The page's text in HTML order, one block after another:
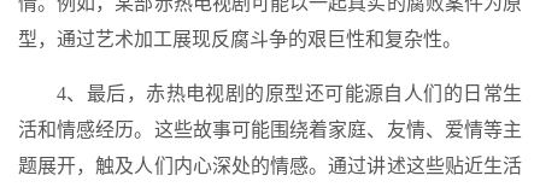
型，通过艺术加工展现反腐斗争的艰巨性和复杂性。
4、最后，赤热电视剧的原型还可能源自人们的日常生
活和情感经历。这些故事可能围绕着家庭、友情、爱情等主
题展开，触及人们内心深处的情感。通过讲述这些贴近生活